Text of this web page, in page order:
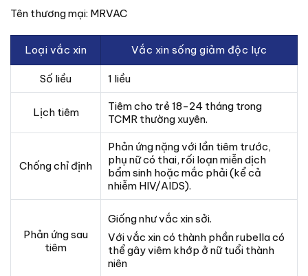
Tên thương mại: MRVAC
Loại vắc xin Vắc xin sống giảm độc lực
Số liều 1 liều
Lịch tiêm
Tiêm cho trẻ 18-24 tháng trong
TCMR thường xuyên.
Chống chỉ định
Phản ứng nặng với lần tiêm trước,
phụ nữ có thai, rối loạn miễn dịch
bẩm sinh hoặc mắc phải (kể cả
nhiễm HIV/AIDS).
Phản ứng sau
tiêm
Giống như vắc xin sởi.
Với vắc xin có thành phần rubella có
thể gây viêm khớp ở nữ tuổi thành
niên